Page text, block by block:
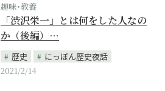
趣味･教養
「渋沢栄一」とは何をした人なの
か（後編）…
歴史
にっぽん歴史夜話
2021/2/14